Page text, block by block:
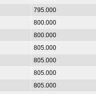
795.000
800.000
800.000
805.000
805.000
805.000
805.000